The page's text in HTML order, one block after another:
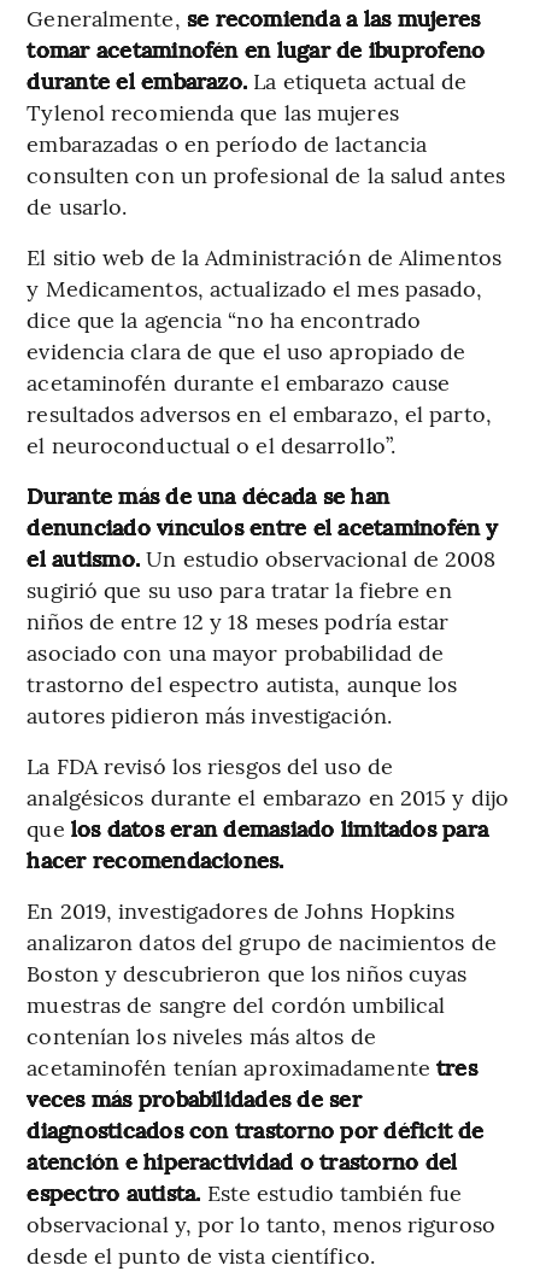
Generalmente, se recomienda a las mujeres
tomar acetaminofén en lugar de ibuprofeno
durante el embarazo. La etiqueta actual de
Tylenol recomienda que las mujeres
embarazadas o en período de lactancia
consulten con un profesional de la salud antes
de usarlo.
El sitio web de la Administración de Alimentos
y Medicamentos, actualizado el mes pasado,
dice que la agencia “no ha encontrado
evidencia clara de que el uso apropiado de
acetaminofén durante el embarazo cause
resultados adversos en el embarazo, el parto,
el neuroconductual o el desarrollo”.
Durante más de una década se han
denunciado vínculos entre el acetaminofén y
el autismo.Un estudio observacional de 2008
sugirió que su uso para tratar la fiebre en
niños de entre 12 y 18 meses podría estar
asociado con una mayor probabilidad de
trastorno del espectro autista, aunque los
autores pidieron más investigación.
La FDA revisó los riesgos del uso de
analgésicos durante el embarazo en 2015 y dijo
que los datos eran demasiado limitados para
hacer recomendaciones.
En 2019, investigadores de Johns Hopkins
analizaron datos del grupo de nacimientos de
Boston y descubrieron que los niños cuyas
muestras de sangre del cordón umbilical
contenían los niveles más altos de
acetaminofén tenían aproximadamente tres
veces más probabilidades de ser
diagnosticados con trastorno por déficit de
atención e hiperactividad o trastorno del
espectro autista. Este estudio también fue
observacional y, por lo tanto, menos riguroso
desde el punto de vista científico.